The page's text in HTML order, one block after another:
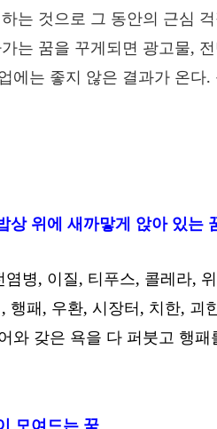
는 것으로 그 동안의 근심
는 꿈을 꾸게되면 광고물,
에는 좋지 않은 결과가 온다
상 위에 새까맣게 앉아 있는
염병, 이질, 티푸스, 콜레라,
행패, 우환, 시장터, 치한, 괴
와 갖은 욕을 다 퍼붓고 행패